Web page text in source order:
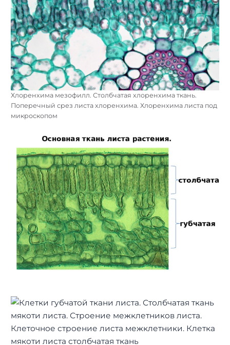
Хлоренхима мезофилл. Столбчатая хлоренхима ткань.
Поперечный срез листа хлоренхима. Хлоренхима листа под
микроскопом